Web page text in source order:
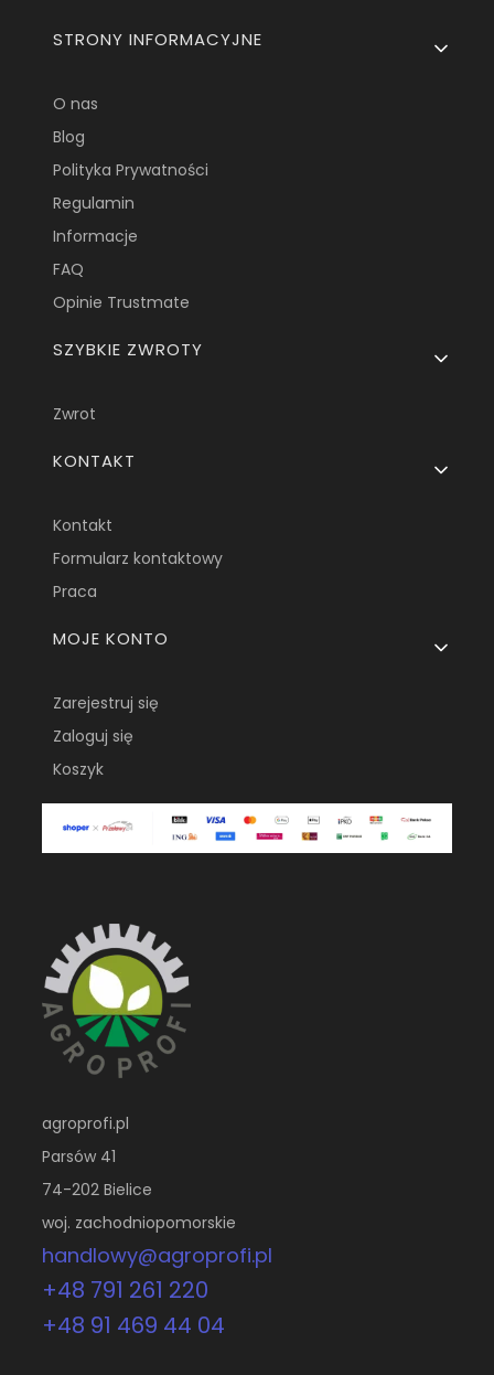
Linki w stopce
STRONY INFORMACYJNE
O nas
Blog
Polityka Prywatności
Regulamin
Informacje
FAQ
Opinie Trustmate
SZYBKIE ZWROTY
Zwrot
KONTAKT
Kontakt
Formularz kontaktowy
Praca
MOJE KONTO
Zarejestruj się
Zaloguj się
Koszyk
agroprofi.pl
Parsów 41
74-202 Bielice
woj. zachodniopomorskie
handlowy@agroprofi.pl
+48 791 261 220
+48 91 469 44 04